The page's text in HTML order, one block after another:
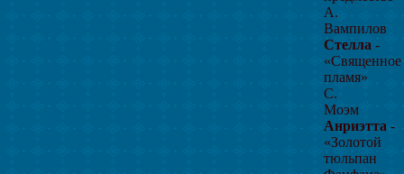
А.
Вампилов
Стелла -
«Священное
пламя»
С.
Моэм
Анриэтта -
«Золотой
тюльпан